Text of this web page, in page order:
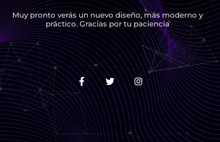
Muy pronto verás un nuevo diseño, más moderno y
práctico. Gracias por tu paciencia